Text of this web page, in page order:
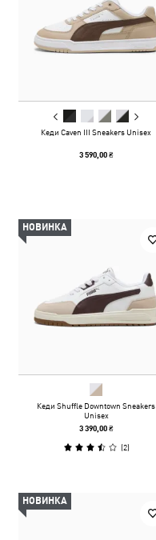
Кеди Caven III Sneakers Unisex
3 590,00 ₴
НОВИНКА
Кеди Shuffle Downtown Sneakers
Unisex
3 390,00 ₴
(2)
НОВИНКА